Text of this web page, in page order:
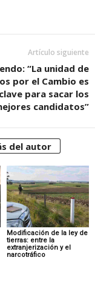
Artículo siguiente
“La unidad de
por el Cambio es
clave para sacar los
candidatos”
del autor
Modificación de la ley de
tierras: entre la
extranjerización y el
narcotráfico